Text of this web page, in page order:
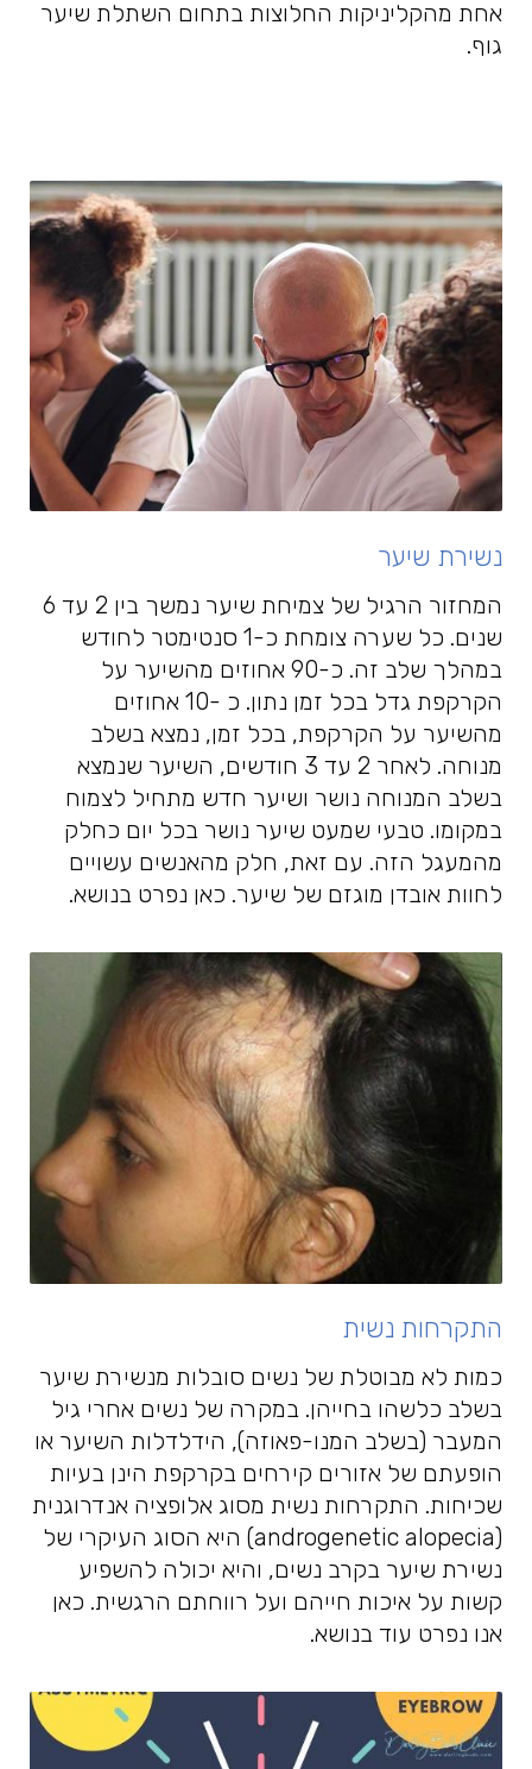
אחת מהקליניקות החלוצות בתחום השתלת שיער
גוף.
נשירת שיער
המחזור הרגיל של צמיחת שיער נמשך בין 2 עד 6
שנים. כל שערה צומחת כ-1 סנטימטר לחודש
במהלך שלב זה. כ-90 אחוזים מהשיער על
הקרקפת גדל בכל זמן נתון. כ -10 אחוזים
מהשיער על הקרקפת, בכל זמן, נמצא בשלב
מנוחה. לאחר 2 עד 3 חודשים, השיער שנמצא
בשלב המנוחה נושר ושיער חדש מתחיל לצמוח
במקומו. טבעי שמעט שיער נושר בכל יום כחלק
מהמעגל הזה. עם זאת, חלק מהאנשים עשויים
לחוות אובדן מוגזם של שיער. כאן נפרט בנושא.
התקרחות נשית
כמות לא מבוטלת של נשים סובלות מנשירת שיער
בשלב כלשהו בחייהן. במקרה של נשים אחרי גיל
המעבר (בשלב המנו-פאוזה), הידלדלות השיער או
הופעתם של אזורים קירחים בקרקפת הינן בעיות
שכיחות. התקרחות נשית מסוג אלופציה אנדרוגנית
(
androgenetic alopecia) היא הסוג העיקרי של
נשירת שיער בקרב נשים, והיא יכולה להשפיע
קשות על איכות חייהם ועל רווחתם הרגשית. כאן
אנו נפרט עוד בנושא.